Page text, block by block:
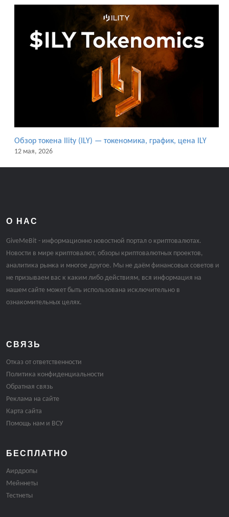
Обзор токена Ility (ILY) — токеномика, график, цена ILY
12 мая, 2026
О НАС
GiveMeBit - информационно новостной портал о криптовалютах.
Новости в мире криптовалют, обзоры криптовалютных проектов,
аналитика рынка и многое другое. Мы не даём финансовых советов и
не призываем вас к каким либо действиям, вся информация на
нашем сайте может быть использована исключительно в
ознакомительных целях.
СВЯЗЬ
Отказ от ответственности
Политика конфиденциальности
Обратная связь
Реклама на сайте
Карта сайта
Помощь нам и ВСУ
БЕСПЛАТНО
Аирдропы
Мейннеты
Тестнеты